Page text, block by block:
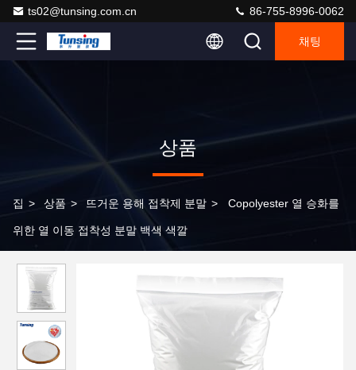
ts02@tunsing.com.cn 86-755-8996-0062
채팅
상품
집 > 상품 > 뜨거운 용해 접착제 분말 > Copolyester 열 승화를
위한 열 이동 접착성 분말 백색 색깔